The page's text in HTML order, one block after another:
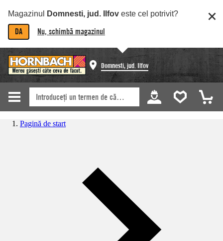
Magazinul Domnesti, jud. Ilfov este cel potrivit?
DA Nu, schimbă magazinul
Domnesti, jud. Ilfov
Pagină de start